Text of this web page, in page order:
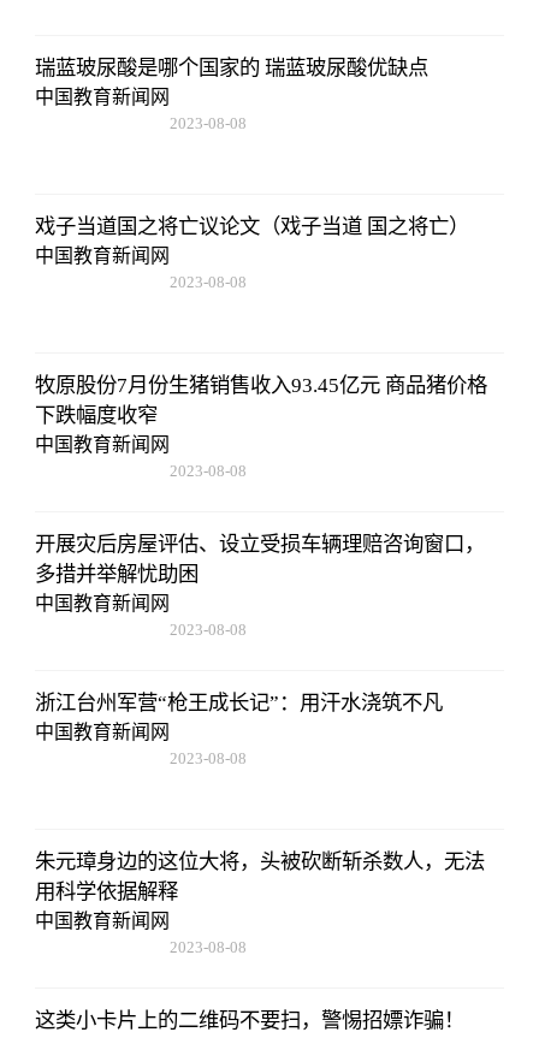
瑞蓝玻尿酸是哪个国家的 瑞蓝玻尿酸优缺点
中国教育新闻网
2023-08-08
戏子当道国之将亡议论文（戏子当道 国之将亡）
中国教育新闻网
2023-08-08
牧原股份7月份生猪销售收入93.45亿元 商品猪价格
下跌幅度收窄
中国教育新闻网
2023-08-08
开展灾后房屋评估、设立受损车辆理赔咨询窗口，
多措并举解忧助困
中国教育新闻网
2023-08-08
浙江台州军营“枪王成长记”：用汗水浇筑不凡
中国教育新闻网
2023-08-08
朱元璋身边的这位大将，头被砍断斩杀数人，无法
用科学依据解释
中国教育新闻网
2023-08-08
这类小卡片上的二维码不要扫，警惕招嫖诈骗！